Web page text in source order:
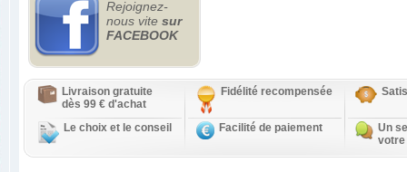
Rejoignez-
nous vite sur
FACEBOOK
Livraison gratuite
dès 99 € d'achat
Fidélité recompensée
Le choix et le conseil Facilité de paiement
Un
votre